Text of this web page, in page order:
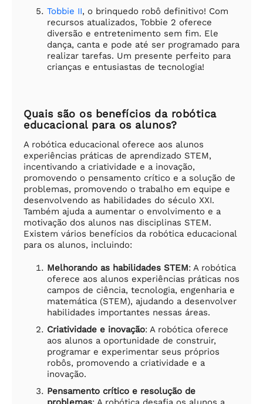
Tobbie II, o brinquedo robô definitivo! Com
recursos atualizados, Tobbie 2 oferece
diversão e entretenimento sem fim. Ele
dança, canta e pode até ser programado para
realizar tarefas. Um presente perfeito para
crianças e entusiastas de tecnologia!
Quais são os benefícios da robótica
educacional para os alunos?
A robótica educacional oferece aos alunos
experiências práticas de aprendizado STEM,
incentivando a criatividade e a inovação,
promovendo o pensamento crítico e a solução de
problemas, promovendo o trabalho em equipe e
desenvolvendo as habilidades do século XXI.
Também ajuda a aumentar o envolvimento e a
motivação dos alunos nas disciplinas STEM.
Existem vários benefícios da robótica educacional
para os alunos, incluindo:
Melhorando as habilidades STEM: A robótica
oferece aos alunos experiências práticas nos
campos de ciência, tecnologia, engenharia e
matemática (STEM), ajudando a desenvolver
habilidades importantes nessas áreas.
Criatividade e inovação: A robótica oferece
aos alunos a oportunidade de construir,
programar e experimentar seus próprios
robôs, promovendo a criatividade e a
inovação.
Pensamento crítico e resolução de